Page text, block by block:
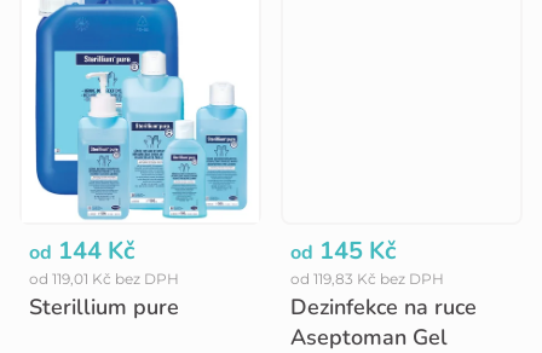
Sterillium pure
od 119,01 Kč bez DPH
od 144 Kč
Dezinfekce na ruce
Aseptoman Gel
od 119,83 Kč bez DPH
od 145 Kč